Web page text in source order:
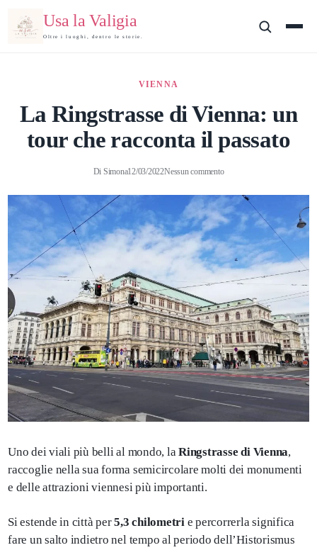
Usa la Valigia
Oltre i luoghi, dentro le storie.
VIENNA
La Ringstrasse di Vienna: un
tour che racconta il passato
Di Simona12/03/2022Nessun commento
Uno dei viali più belli al mondo, laRingstrasse di Vienna,
raccoglie nella sua forma semicircolare molti dei monumenti
e delle attrazioni viennesi più importanti.
Si estende in città per5,3 chilometrie percorrerla significa
fare un salto indietro nel tempo al periodo dell’Historismus